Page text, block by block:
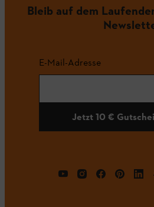
Bleib auf dem
E-Mail-Adresse
Jetzt 10 €